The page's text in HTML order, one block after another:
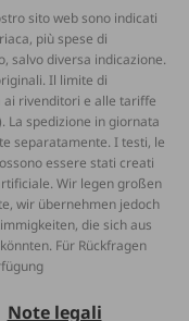
sito web sono indicati
più spese di
salvo diversa indicazione.
Il limite di
ai rivenditori e alle tariffe
spedizione in giornata
separatamente. I testi, le
essere stati creati
Wir legen großen
wir übernehmen jedoch
die sich aus
Für Rückfragen
Note legali